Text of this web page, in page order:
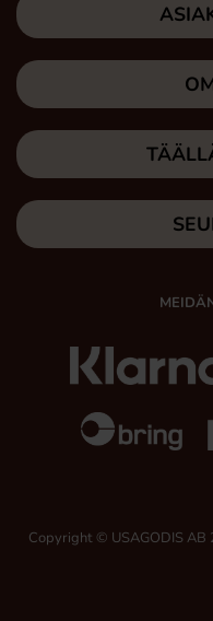
Copyright © USAGODIS